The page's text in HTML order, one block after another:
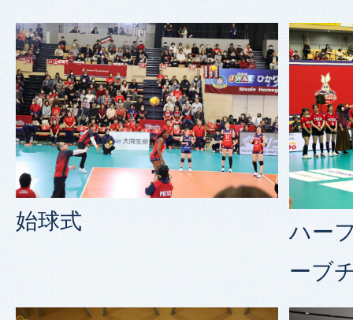
始球式
ハー
ーブ